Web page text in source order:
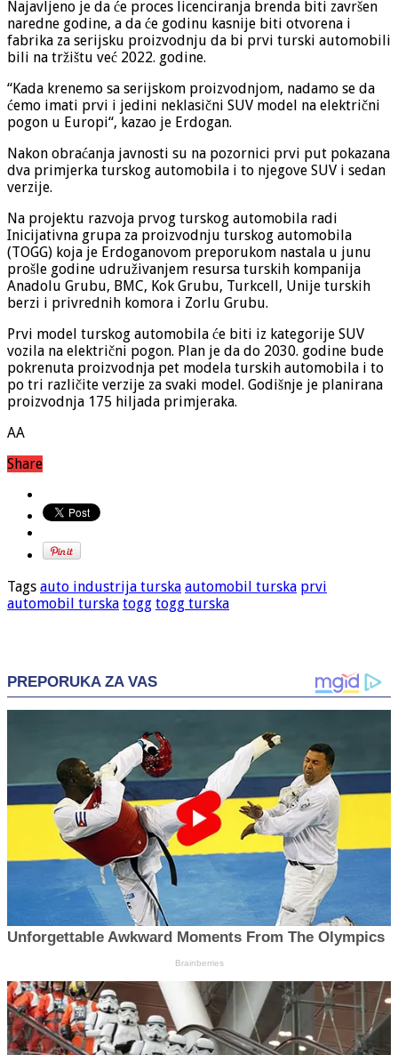
Najavljeno je da će proces licenciranja brenda biti završen
naredne godine, a da će godinu kasnije biti otvorena i
fabrika za serijsku proizvodnju da bi prvi turski automobili
bili na tržištu već 2022. godine.
“Kada krenemo sa serijskom proizvodnjom, nadamo se da
ćemo imati prvi i jedini neklasični SUV model na električni
pogon u Europi“, kazao je Erdogan.
Nakon obraćanja javnosti su na pozornici prvi put pokazana
dva primjerka turskog automobila i to njegove SUV i sedan
verzije.
Na projektu razvoja prvog turskog automobila radi
Inicijativna grupa za proizvodnju turskog automobila
(TOGG) koja je Erdoganovom preporukom nastala u junu
prošle godine udruživanjem resursa turskih kompanija
Anadolu Grubu, BMC, Kok Grubu, Turkcell, Unije turskih
berzi i privrednih komora i Zorlu Grubu.
Prvi model turskog automobila će biti iz kategorije SUV
vozila na električni pogon. Plan je da do 2030. godine bude
pokrenuta proizvodnja pet modela turskih automobila i to
po tri različite verzije za svaki model. Godišnje je planirana
proizvodnja 175 hiljada primjeraka.
AA
Share
Tags auto industrija turska automobil turska prvi
automobil turska togg togg turska